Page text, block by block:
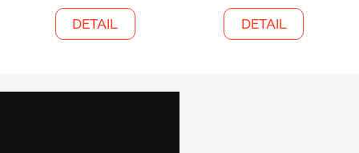
DETAIL DETAIL